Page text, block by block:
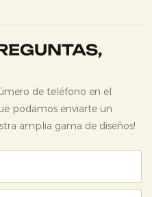
de teléfono en el
podamos enviarte un
amplia gama de diseños!